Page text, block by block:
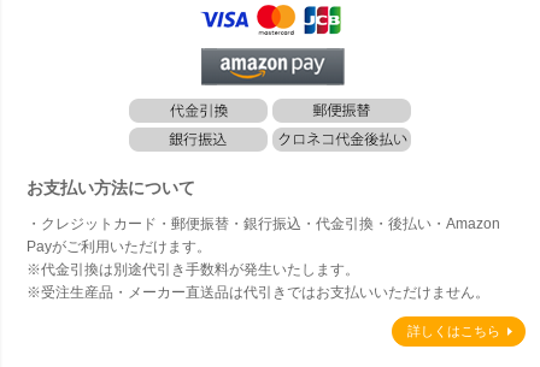
お支払い方法について
・クレジットカード・郵便振替・銀行振込・代金引換・後払い・Amazon
Payがご利用いただけます。
※代金引換は別途代引き手数料が発生いたします。
※受注生産品・メーカー直送品は代引きではお支払いいただけません。
詳しくはこちら